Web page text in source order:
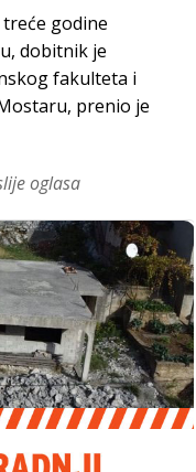
godine
dobitnik je
fakulteta i
prenio je
oglasa